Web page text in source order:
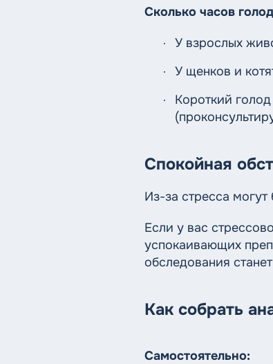
Сколько часов
У взрослых
У щенков и
Короткий
Спокойная
Из-за стресса
Если у вас
успокаивающих
обследования
Как собрать
Самостоятельно: